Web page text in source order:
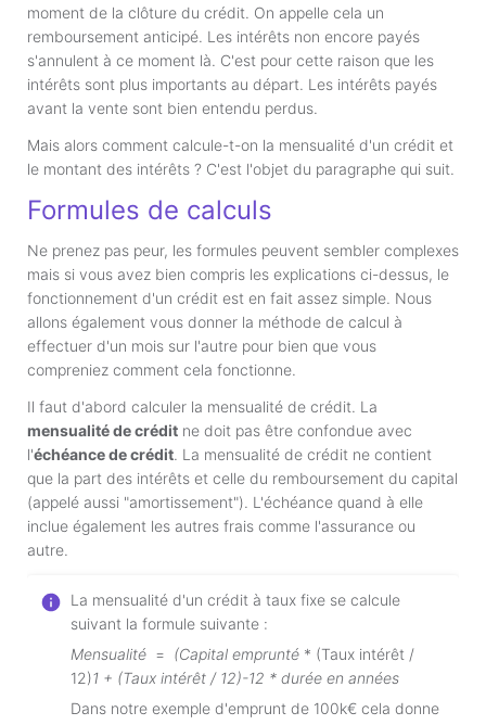
moment de la clôture du crédit. On appelle cela un
remboursement anticipé. Les intérêts non encore payés
s'annulent à ce moment là. C'est pour cette raison que les
intérêts sont plus importants au départ. Les intérêts payés
avant la vente sont bien entendu perdus.
Mais alors comment calcule-t-on la mensualité d'un crédit et
le montant des intérêts ? C'est l'objet du paragraphe qui suit.
Formules de calculs
Ne prenez pas peur, les formules peuvent sembler complexes
mais si vous avez bien compris les explications ci-dessus, le
fonctionnement d'un crédit est en fait assez simple. Nous
allons également vous donner la méthode de calcul à
effectuer d'un mois sur l'autre pour bien que vous
compreniez comment cela fonctionne.
Il faut d'abord calculer la mensualité de crédit. La
mensualité de crédit ne doit pas être confondue avec
l'échéance de crédit. La mensualité de crédit ne contient
que la part des intérêts et celle du remboursement du capital
(appelé aussi "amortissement"). L'échéance quand à elle
inclue également les autres frais comme l'assurance ou
autre.
La mensualité d'un crédit à taux fixe se calcule
suivant la formule suivante :
Mensualité = (Capital emprunté * (Taux intérêt /
12)1 + (Taux intérêt / 12)-12 * durée en années
Dans notre exemple d'emprunt de 100k€ cela donne